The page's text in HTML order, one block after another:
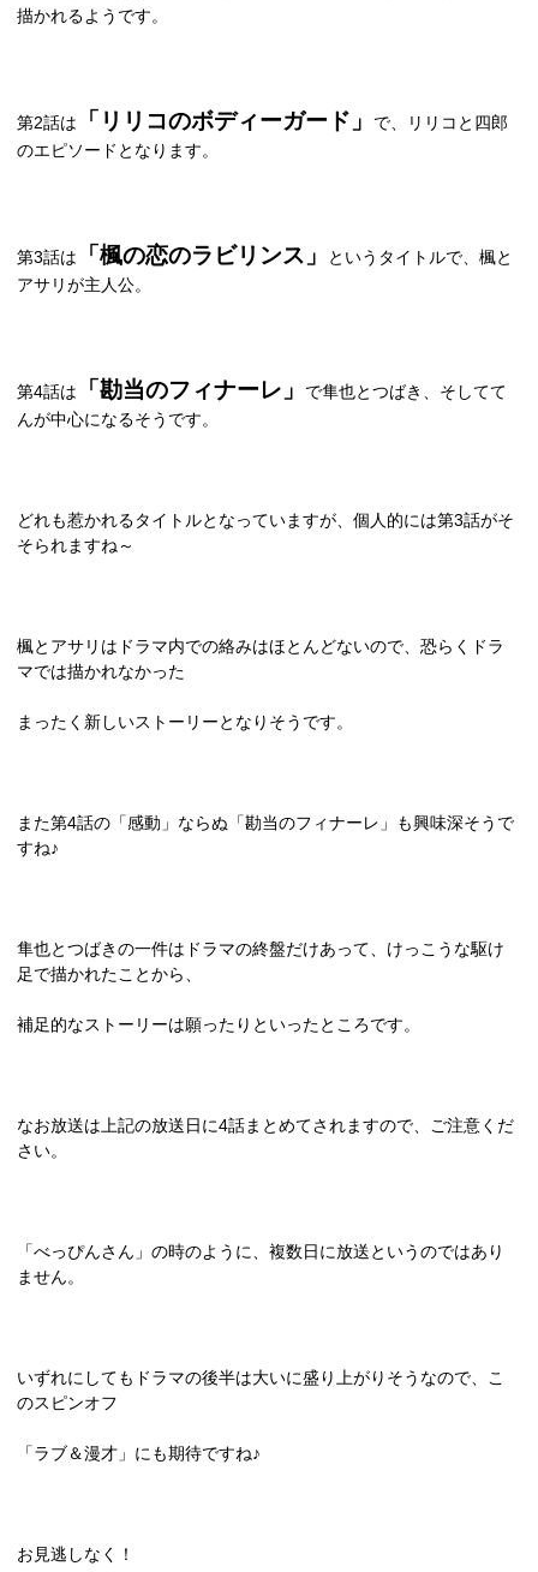
描かれるようです。
第2話は 「リリコのボディーガード」
で、リリコと四郎
のエピソードとなります。
第3話は 「楓の恋のラビリンス」
というタイトルで、楓と
アサリが主人公。
第4話は 「勘当のフィナーレ」
で隼也とつばき、そしてて
んが中心になるそうです。
どれも惹かれるタイトルとなっていますが、個人的には第3話がそ
そられますね～
楓とアサリはドラマ内での絡みはほとんどないので、恐らくドラ
マでは描かれなかった
まったく新しいストーリーとなりそうです。
また第4話の「感動」ならぬ「勘当のフィナーレ」も興味深そうで
すね♪
隼也とつばきの一件はドラマの終盤だけあって、けっこうな駆け
足で描かれたことから、
補足的なストーリーは願ったりといったところです。
なお放送は上記の放送日に4話まとめてされますので、ご注意くだ
さい。
「べっぴんさん」の時のように、複数日に放送というのではあり
ません。
いずれにしてもドラマの後半は大いに盛り上がりそうなので、こ
のスピンオフ
「ラブ＆漫才」にも期待ですね♪
お見逃しなく！